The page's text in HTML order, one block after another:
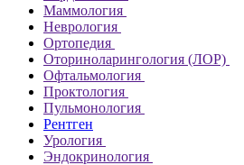
Маммология
Неврология
Ортопедия
Оториноларингология (ЛОР)
Офтальмология
Проктология
Пульмонология
Рентген
Урология
Эндокринология